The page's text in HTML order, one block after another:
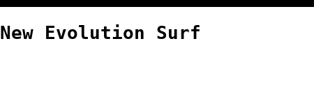
New Evolution Surf